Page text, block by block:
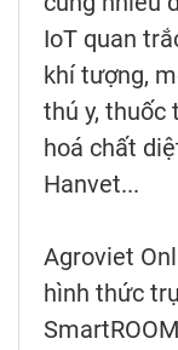
IoT quan
khí tượng,
thú y, thuốc
hoá chất
Hanvet...
Agroviet
hình thức